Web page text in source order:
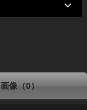
画像（0）